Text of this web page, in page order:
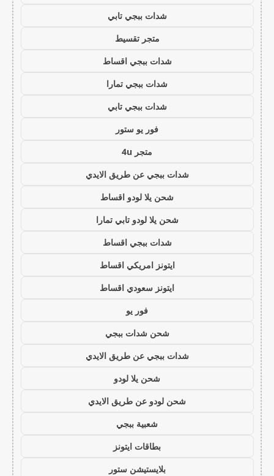
شدات ببجي تابي
متجر تقسيط
شدات ببجي اقساط
شدات ببجي تمارا
شدات ببجي تابي
فور يو ستور
متجر 4u
شدات ببجي عن طريق الايدي
شحن يلا لودو اقساط
شحن يلا لودو تابي تمارا
شدات ببجي اقساط
ايتونز امريكي اقساط
ايتونز سعودي اقساط
فور يو
شحن شدات ببجي
شدات ببجي عن طريق الايدي
شحن يلا لودو
شحن لودو عن طريق الايدي
شعبية ببجي
بطاقات ايتونز
بلايستيشن ستور